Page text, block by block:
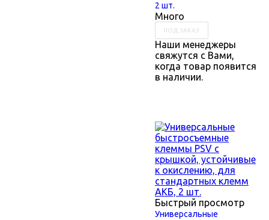
2 шт.
Много
ПОД ЗАКАЗ
Наши менеджеры
свяжутся с Вами,
когда товар появится
в наличии.
Быстрый просмотр
Универсальные